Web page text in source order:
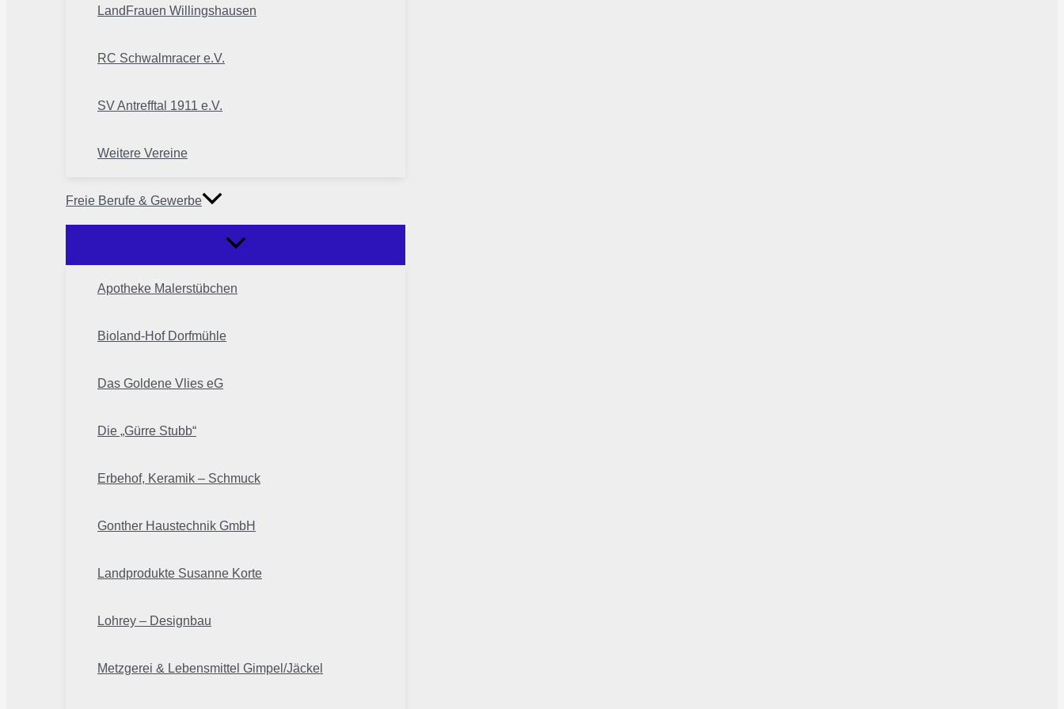
LandFrauen Willingshausen
RC Schwalmracer e.V.
SV Antrefftal 1911 e.V.
Weitere Vereine
Freie Berufe & Gewerbe
Apotheke Malerstübchen
Bioland-Hof Dorfmühle
Das Goldene Vlies eG
Die „Gürre Stubb“
Erbehof, Keramik – Schmuck
Gonther Haustechnik GmbH
Landprodukte Susanne Korte
Lohrey – Designbau
Metzgerei & Lebensmittel Gimpel/Jäckel